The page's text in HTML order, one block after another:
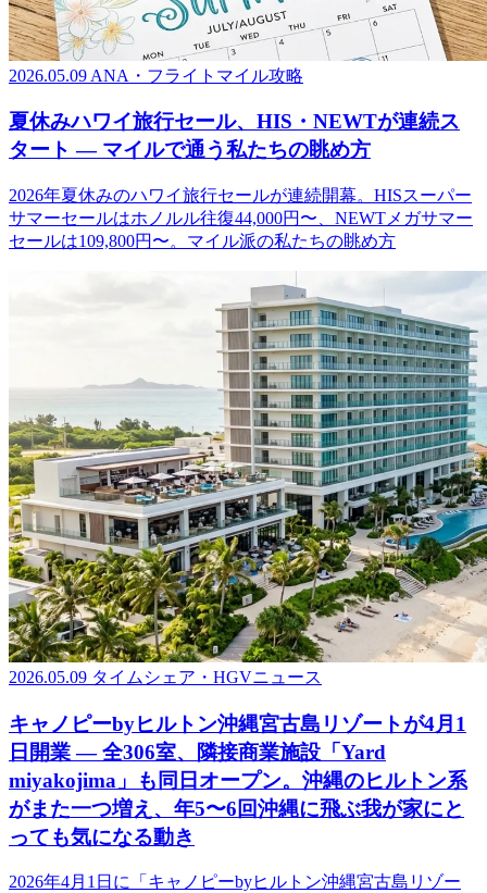
2026.05.09 ANA・フライトマイル攻略
夏休みハワイ旅行セール、HIS・NEWTが連続ス
タート ― マイルで通う私たちの眺め方
2026年夏休みのハワイ旅行セールが連続開幕。HISスーパー
サマーセールはホノルル往復44,000円〜、NEWTメガサマー
セールは109,800円〜。マイル派の私たちの眺め方
2026.05.09 タイムシェア・HGVニュース
キャノピーbyヒルトン沖縄宮古島リゾートが4月1
日開業 ― 全306室、隣接商業施設「Yard
miyakojima」も同日オープン。沖縄のヒルトン系
がまた一つ増え、年5〜6回沖縄に飛ぶ我が家にと
っても気になる動き
2026年4月1日に「キャノピーbyヒルトン沖縄宮古島リゾー